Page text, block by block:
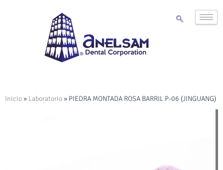
Inicio» Laboratorio» PIEDRA MONTADA ROSA BARRIL P-06 (JINGUANG)